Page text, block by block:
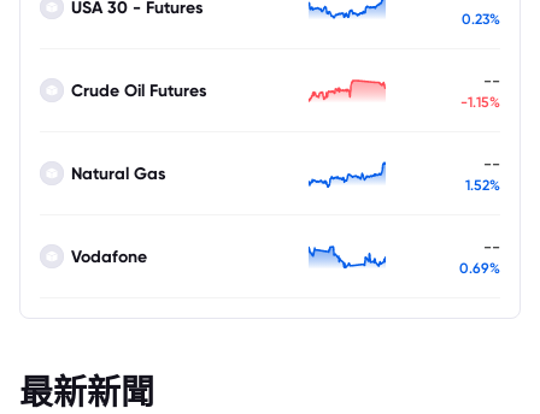
USA 30 - Futures
0.23%
Crude Oil Futures --
-1.15%
Natural Gas --
1.52%
Vodafone --
0.69%
最新新聞